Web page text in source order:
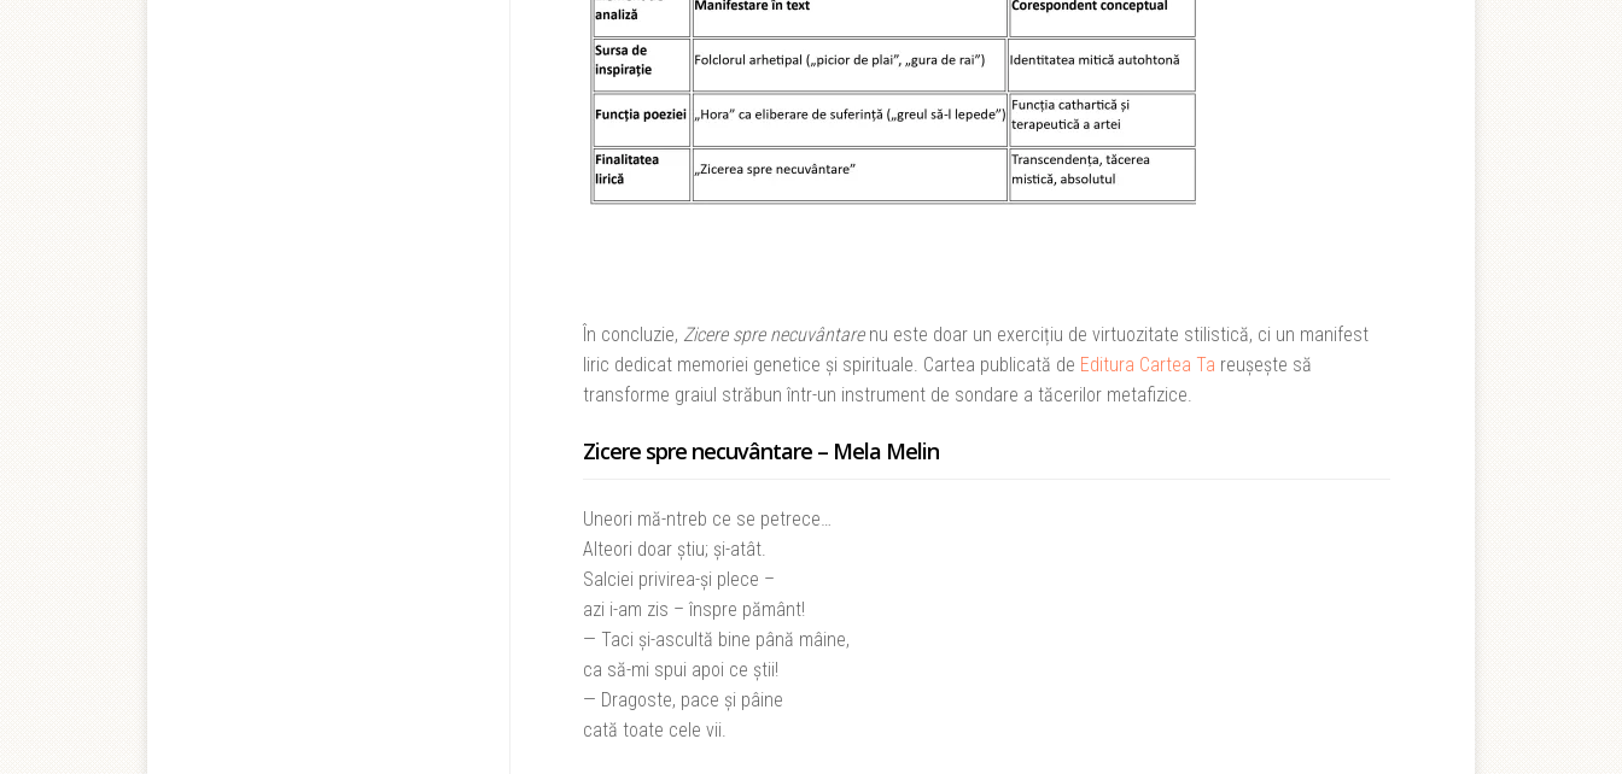
În concluzie, Zicere spre necuvântarenu este doar un exercițiu de virtuozitate stilistică, ci un manifest
liric dedicat memoriei genetice și spirituale. Cartea publicată de Editura Cartea Ta reușește să
transforme graiul străbun într-un instrument de sondare a tăcerilor metafizice.
Zicere spre necuvântare – Mela Melin
Uneori mă-ntreb ce se petrece…
Alteori doar ştiu; şi-atât.
Salciei privirea-şi plece –
azi i-am zis – înspre pământ!
— Taci şi-ascultă bine până mâine,
ca să-mi spui apoi ce ştii!
— Dragoste, pace şi pâine
cată toate cele vii.